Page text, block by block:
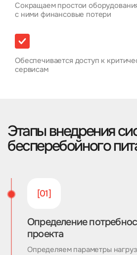
Сокращаем простои
с ними финансовые потери
Обеспечивается доступ к
сервисам
Этапы внедрения
бесперебойного
[01]
Определение
проекта
Определяем параметры